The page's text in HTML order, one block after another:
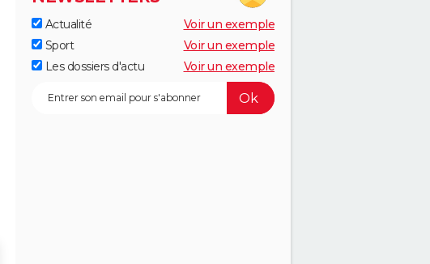
Actualité
Voir un exemple
Sport
Voir un exemple
Les dossiers d'actu
Voir un exemple